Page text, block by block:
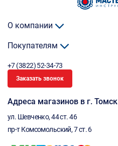
О компании
Покупателям
+7 (3822) 52-34-73
Заказать звонок
Адреса магазинов в г. Томск
ул. Шевченко, 44 ст. 46
пр-т Комсомольский, 7 ст. 6